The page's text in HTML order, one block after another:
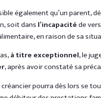
également qu’un parent,
soit dans l’incapacitéde
en raison de sa
à titre exceptionnel, le
, après avoir constaté sa
pourra dès lors se